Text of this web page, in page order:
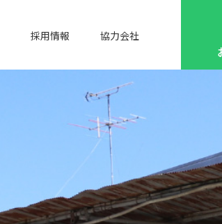
採用情報 協力会社